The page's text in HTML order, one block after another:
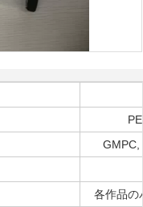
GMPC,
各作品の